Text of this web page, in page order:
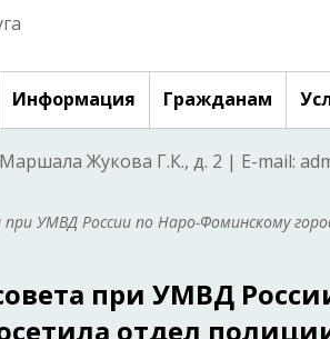
Информация Гражданам
Жукова Г.К., д. 2 | E-mail:
УМВД России по Наро-Фоминскому
при УМВД
отдел